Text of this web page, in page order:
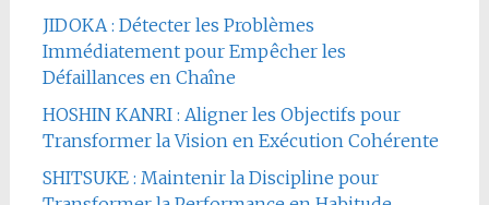
JIDOKA : Détecter les Problèmes
Immédiatement pour Empêcher les
Défaillances en Chaîne
HOSHIN KANRI : Aligner les Objectifs pour
Transformer la Vision en Exécution Cohérente
SHITSUKE : Maintenir la Discipline pour